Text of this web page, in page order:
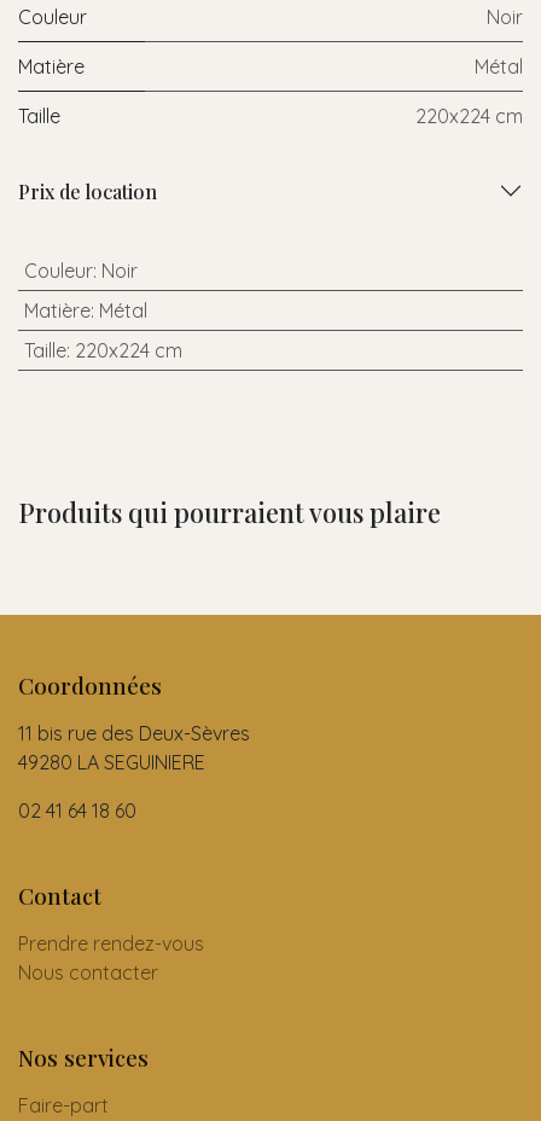
Couleur Noir
Matière Métal
Taille 220x224 cm
Prix de location
Couleur: Noir
Matière: Métal
Taille: 220x224 cm
Produits qui pourraient vous plaire
Coordonnées
11 bis rue des Deux-Sèvres
49280 LA SEGUINIERE
02 41 64 18 60
Contact
Prendre rendez-vous
Nous contacter
Nos services
Faire-part